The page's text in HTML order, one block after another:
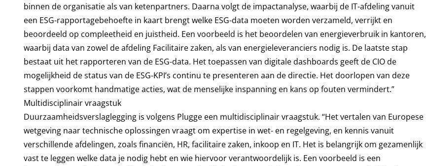
binnen de organisatie als van ketenpartners. Daarna volgt de impactanalyse, waarbij de IT-afdeling vanuit
een ESG-rapportagebehoefte in kaart brengt welke ESG-data moeten worden verzameld, verrijkt en
beoordeeld op compleetheid en juistheid. Een voorbeeld is het beoordelen van energieverbruik in kantoren,
waarbij data van zowel de afdeling Facilitaire zaken, als van energieleveranciers nodig is. De laatste stap
bestaat uit het rapporteren van de ESG-data. Het toepassen van digitale dashboards geeft de CIO de
mogelijkheid de status van de ESG-KPI’s continu te presenteren aan de directie. Het doorlopen van deze
stappen voorkomt handmatige acties, wat de menselijke inspanning en kans op fouten vermindert.”
Multidisciplinair vraagstuk
Duurzaamheidsverslaglegging is volgens Plugge een multidisciplinair vraagstuk. “Het vertalen van Europese
wetgeving naar technische oplossingen vraagt om expertise in wet- en regelgeving, en kennis vanuit
verschillende afdelingen, zoals financiën, HR, facilitaire zaken, inkoop en IT. Het is belangrijk om gezamenlijk
vast te leggen welke data je nodig hebt en wie hiervoor verantwoordelijk is. Een voorbeeld is een